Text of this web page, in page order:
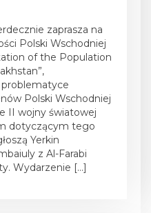
zaprasza na
Polski Wschodniej
of the Population
Polski Wschodniej
II wojny światowej
dotyczącym tego
Yerkin
z Al-Farabi
Wydarzenie […]